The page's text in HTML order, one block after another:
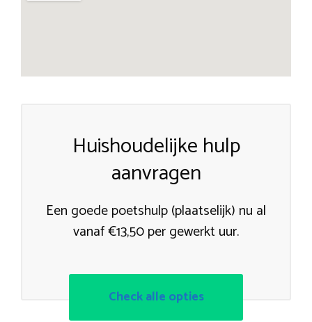
Huishoudelijke hulp
aanvragen
Een goede poetshulp (plaatselijk) nu al
vanaf €13,50 per gewerkt uur.
Check alle opties